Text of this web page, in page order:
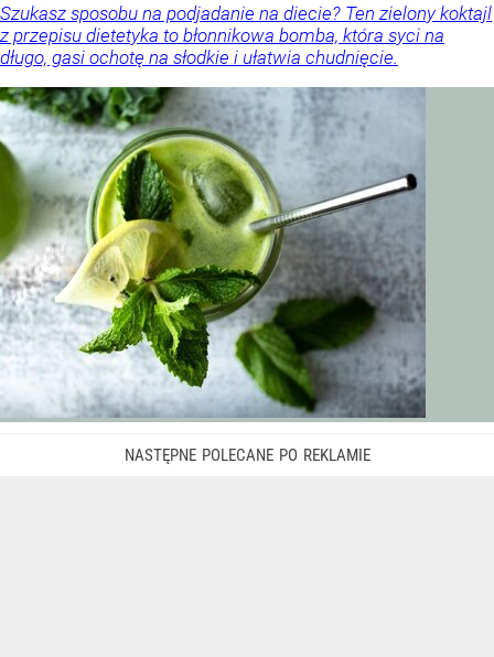
Szukasz sposobu na podjadanie na diecie? Ten zielony koktajl
z przepisu dietetyka to błonnikowa bomba, która syci na
długo, gasi ochotę na słodkie i ułatwia chudnięcie.